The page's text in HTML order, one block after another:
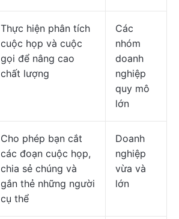
Thực hiện phân tích
cuộc họp và cuộc
gọi để nâng cao
chất lượng
Các
nhóm
doanh
nghiệp
quy mô
lớn
Cho phép bạn cắt
các đoạn cuộc họp,
chia sẻ chúng và
gắn thẻ những người
cụ thể
Doanh
nghiệp
vừa và
lớn